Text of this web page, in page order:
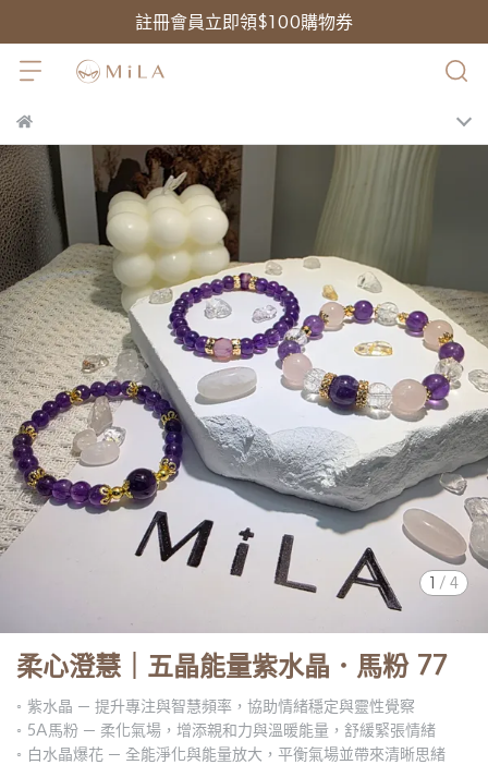
註冊會員立即領$100購物券
1 / 4
柔心澄慧｜五晶能量紫水晶．馬粉 77
◦ 紫水晶 ─ 提升專注與智慧頻率，協助情緒穩定與靈性覺察
◦ 5A馬粉 ─ 柔化氣場，增添親和力與溫暖能量，舒緩緊張情緒
◦ 白水晶爆花 ─ 全能淨化與能量放大，平衡氣場並帶來清晰思緒